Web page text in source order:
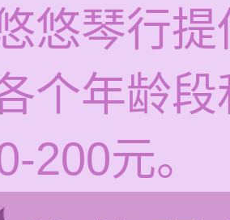
悠琴行
个年龄
200元。